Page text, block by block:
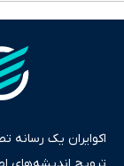
اکوایران یک